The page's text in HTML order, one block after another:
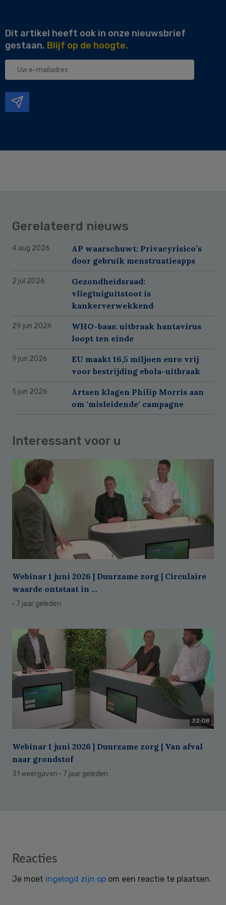
Dit artikel heeft ook in onze nieuwsbrief
gestaan. Blijf op de hoogte.
Uw
Gerelateerd nieuws
4 aug 2026
AP waarschuwt: Privacyrisico’s
door gebruik menstruatieapps
2 jul 2026
Gezondheidsraad:
vliegtuiguitstoot is
kankerverwekkend
29 jun 2026
WHO-baas: uitbraak hantavirus
loopt ten einde
9 jun 2026
EU maakt 16,5 miljoen euro vrij
voor bestrijding ebola-uitbraak
5 jun 2026
Artsen klagen Philip Morris aan
om 'misleidende' campagne
Interessant voor u
Webinar 1 juni 2026 | Duurzame zorg | Circulaire
waarde ontstaat in ...
· 7 jaar geleden
32:08
Webinar 1 juni 2026 | Duurzame zorg | Van afval
naar grondstof
31 weergaven · 7 jaar geleden
Reader
Reacties
Je moet ingelogd zijn op om een reactie te plaatsen.